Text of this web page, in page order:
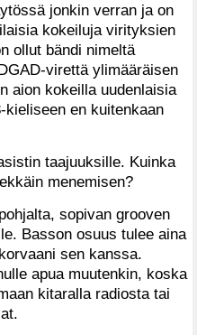
jonkin verran ja on
kokeiluja virityksien
ollut bändi nimeltä
virettä ylimääräisen
aion kokeilla uudenlaisia
en kuitenkaan
taajuuksille. Kuinka
menemisen?
sopivan grooven
Basson osuus tulee aina
sen kanssa.
apua muutenkin, koska
kitaralla radiosta tai